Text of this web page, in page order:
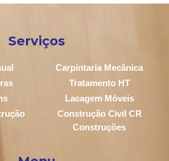
Serviços
Carpintaria Mecânica
Tratamento HT
Lacagem Móveis
Construção Civil CR
Construções